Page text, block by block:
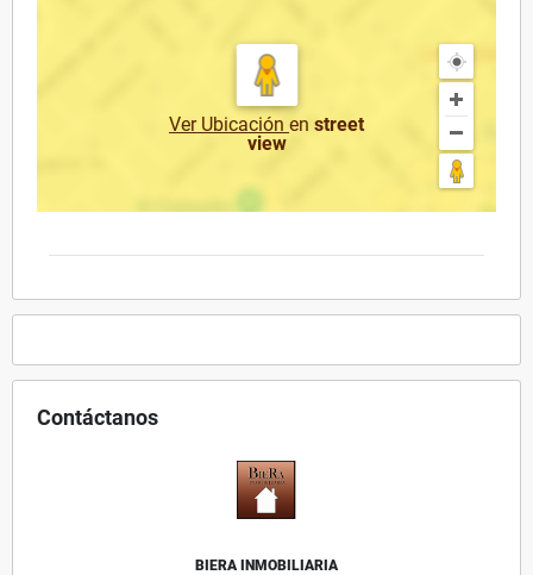
Ver Ubicación en street
view
Contáctanos
BIERA INMOBILIARIA